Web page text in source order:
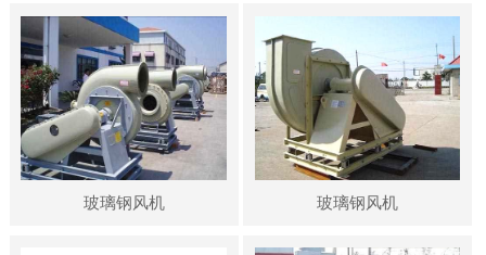
玻璃钢风机 玻璃钢风机